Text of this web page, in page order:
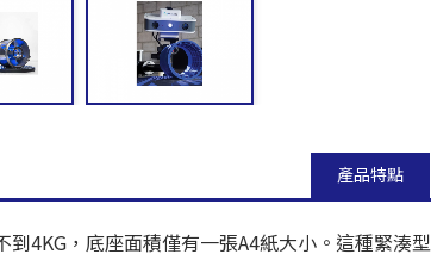
產品特點
4KG，底座面積僅有一張A4紙大小。這種緊